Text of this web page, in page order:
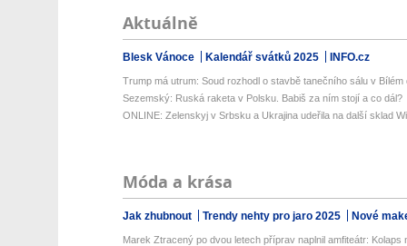
Aktuálně
Blesk Vánoce Kalendář svátků 2025 INFO.cz
Trump má utrum: Soud rozhodl o stavbě tanečního sálu v Bílém
Sezemský: Ruská raketa v Polsku. Babiš za ním stojí a co dál?
ONLINE: Zelenskyj v Srbsku a Ukrajina udeřila na další sklad
Móda a krása
Jak zhubnout Trendy nehty pro jaro 2025 Nové
Marek Ztracený po dvou letech příprav naplnil amfiteátr: Kolaps